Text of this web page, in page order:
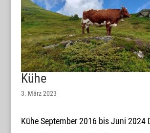
Kühe
3. März 2023
Kühe September 2016 bis Juni 2024